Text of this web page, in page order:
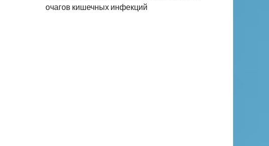
очагов кишечных инфекций